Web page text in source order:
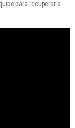
para recuperar a